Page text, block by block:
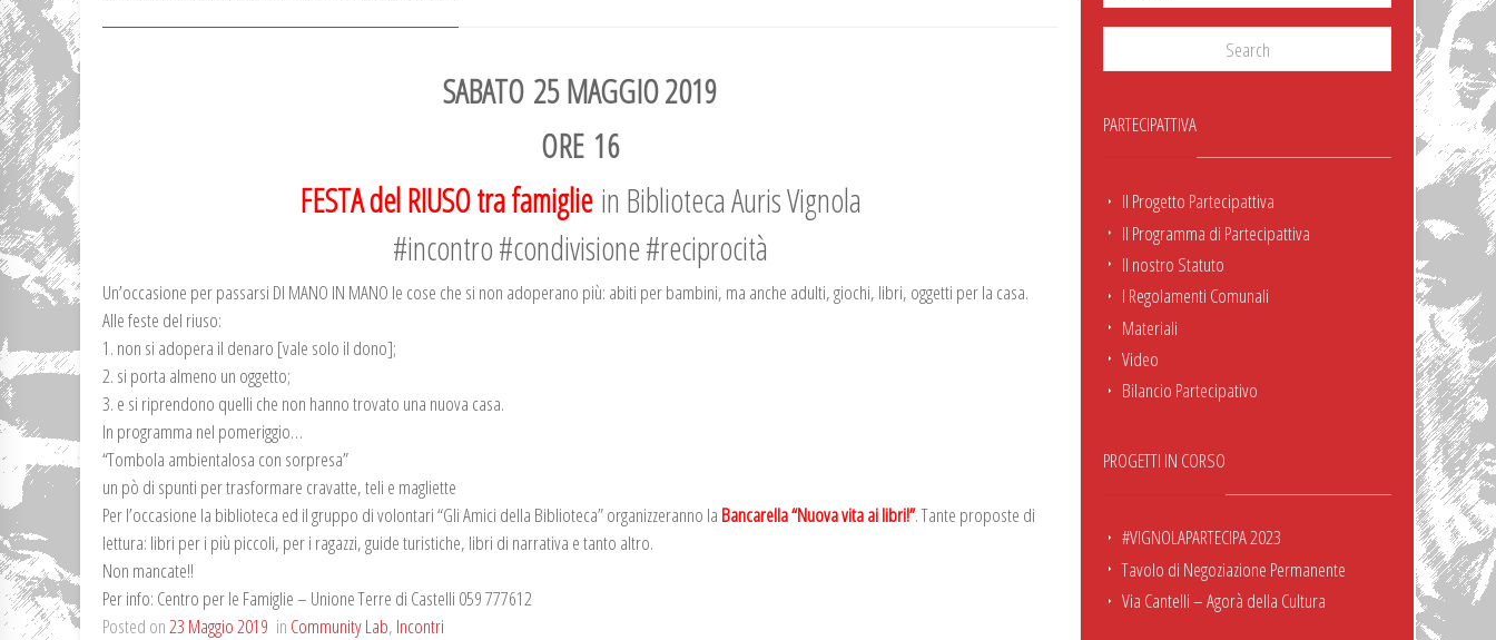
PARTECIPATTIVA
Il Progetto Partecipattiva
Il Programma di Partecipattiva
Il nostro Statuto
I Regolamenti Comunali
Materiali
Video
Bilancio Partecipativo
PROGETTI IN CORSO
#VIGNOLAPARTECIPA 2023
Tavolo di Negoziazione Permanente
Via Cantelli – Agorà della Cultura
SABATO 25 MAGGIO 2019
ORE 16
FESTA del RIUSO tra famigliein Biblioteca Auris Vignola
#incontro #condivisione #reciprocità
Un’occasione per passarsi DI MANO IN MANO le cose che si non adoperano più: abiti per bambini, ma anche adulti, giochi, libri, oggetti per la casa.
Alle feste del riuso:
1. non si adopera il denaro [vale solo il dono];
2. si porta almeno un oggetto;
3. e si riprendono quelli che non hanno trovato una nuova casa.
In programma nel pomeriggio…
“Tombola ambientalosa con sorpresa”
un pò di spunti per trasformare cravatte, teli e magliette
Per l’occasione la biblioteca ed il gruppo di volontari “Gli Amici della Biblioteca” organizzeranno la Bancarella “Nuova vita ai libri!”. Tante proposte di
lettura: libri per i più piccoli, per i ragazzi, guide turistiche, libri di narrativa e tanto altro.
Non mancate!!
Per info: Centro per le Famiglie – Unione Terre di Castelli 059 777612
Posted on 23 Maggio 2019 in Community Lab, Incontri